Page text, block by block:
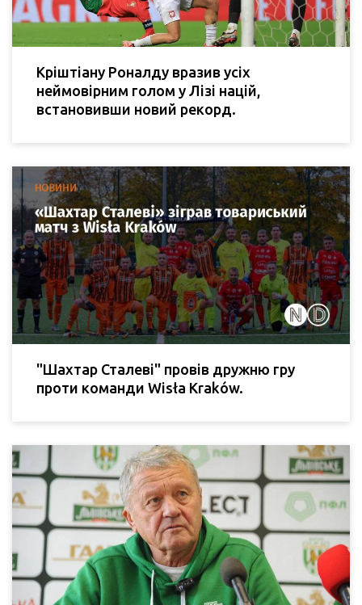
Кріштіану Роналду вразив усіх
неймовірним голом у Лізі націй,
встановивши новий рекорд.
"Шахтар Сталеві" провів дружню гру
проти команди Wisła Kraków.